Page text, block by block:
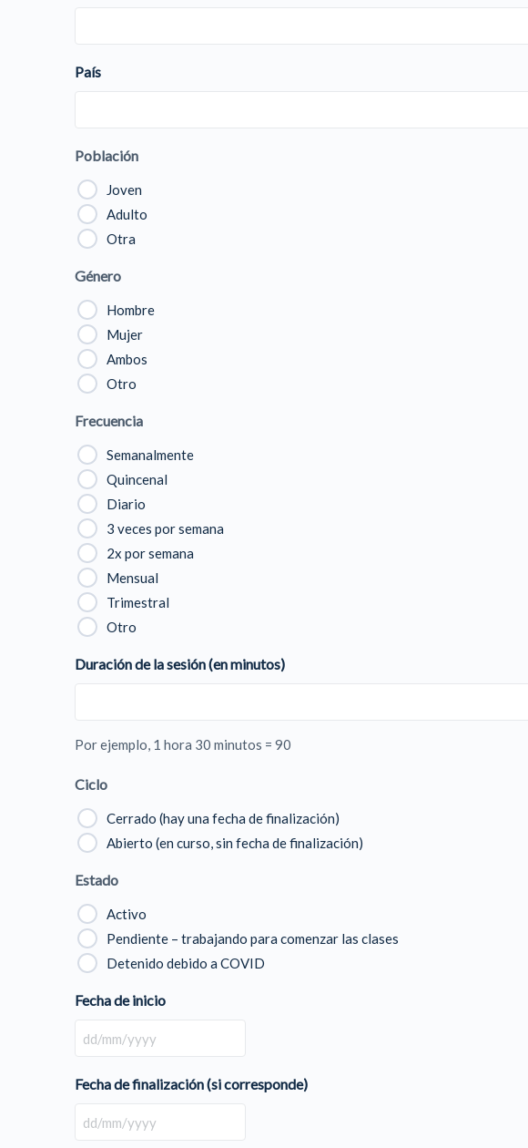
País
Población
Joven
Adulto
Otra
Género
Hombre
Mujer
Ambos
Otro
Frecuencia
Semanalmente
Quincenal
Diario
3 veces por semana
2x por semana
Mensual
Trimestral
Otro
Duración de la sesión (en minutos)
Por ejemplo, 1 hora 30 minutos = 90
Ciclo
Cerrado (hay una fecha de finalización)
Abierto (en curso, sin fecha de finalización)
Estado
Activo
Pendiente – trabajando para comenzar las clases
Detenido debido a COVID
Fecha de inicio
DD
slash
Fecha de finalización (si corresponde)
DD